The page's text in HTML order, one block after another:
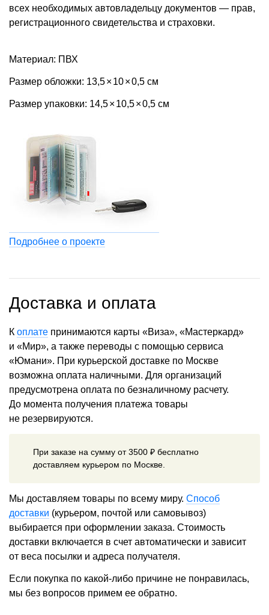
всех необходимых автовладельцу документов — прав,
регистрационного свидетельства и страховки.
Материал: ПВХ
Размер обложки: 13,5× 10×0,5 см
Размер упаковки: 14,5× 10,5×0,5 см
Подробнее о проекте
Доставка и оплата
К оплате принимаются карты «Виза», «Мастеркард»
и «Мир», а также переводы с помощью сервиса
«Юмани». При курьерской доставке по Москве
возможна оплата наличными. Для организаций
предусмотрена оплата по безналичному расчету.
До момента получения платежа товары
не резервируются.
При заказе на сумму от 3500 ₽ бесплатно
доставляем курьером по Москве.
Мы доставляем товары по всему миру. Способ
доставки (курьером, почтой или самовывоз)
выбирается при оформлении заказа. Стоимость
доставки включается в счет автоматически и зависит
от веса посылки и адреса получателя.
Если покупка по какой-либо причине не понравилась,
мы без вопросов примем ее обратно.